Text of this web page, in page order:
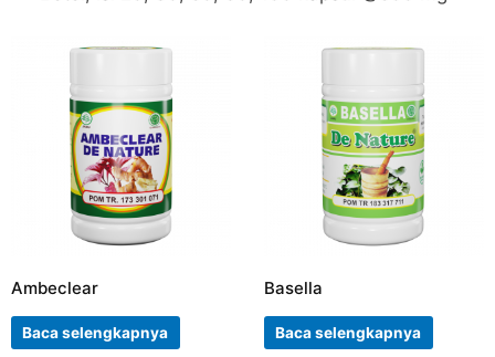
Ambeclear
Baca selengkapnya
Basella
Baca selengkapnya